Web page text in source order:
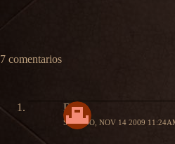
7 comentarios
DyA
SÁBADO, NOV 14 2009